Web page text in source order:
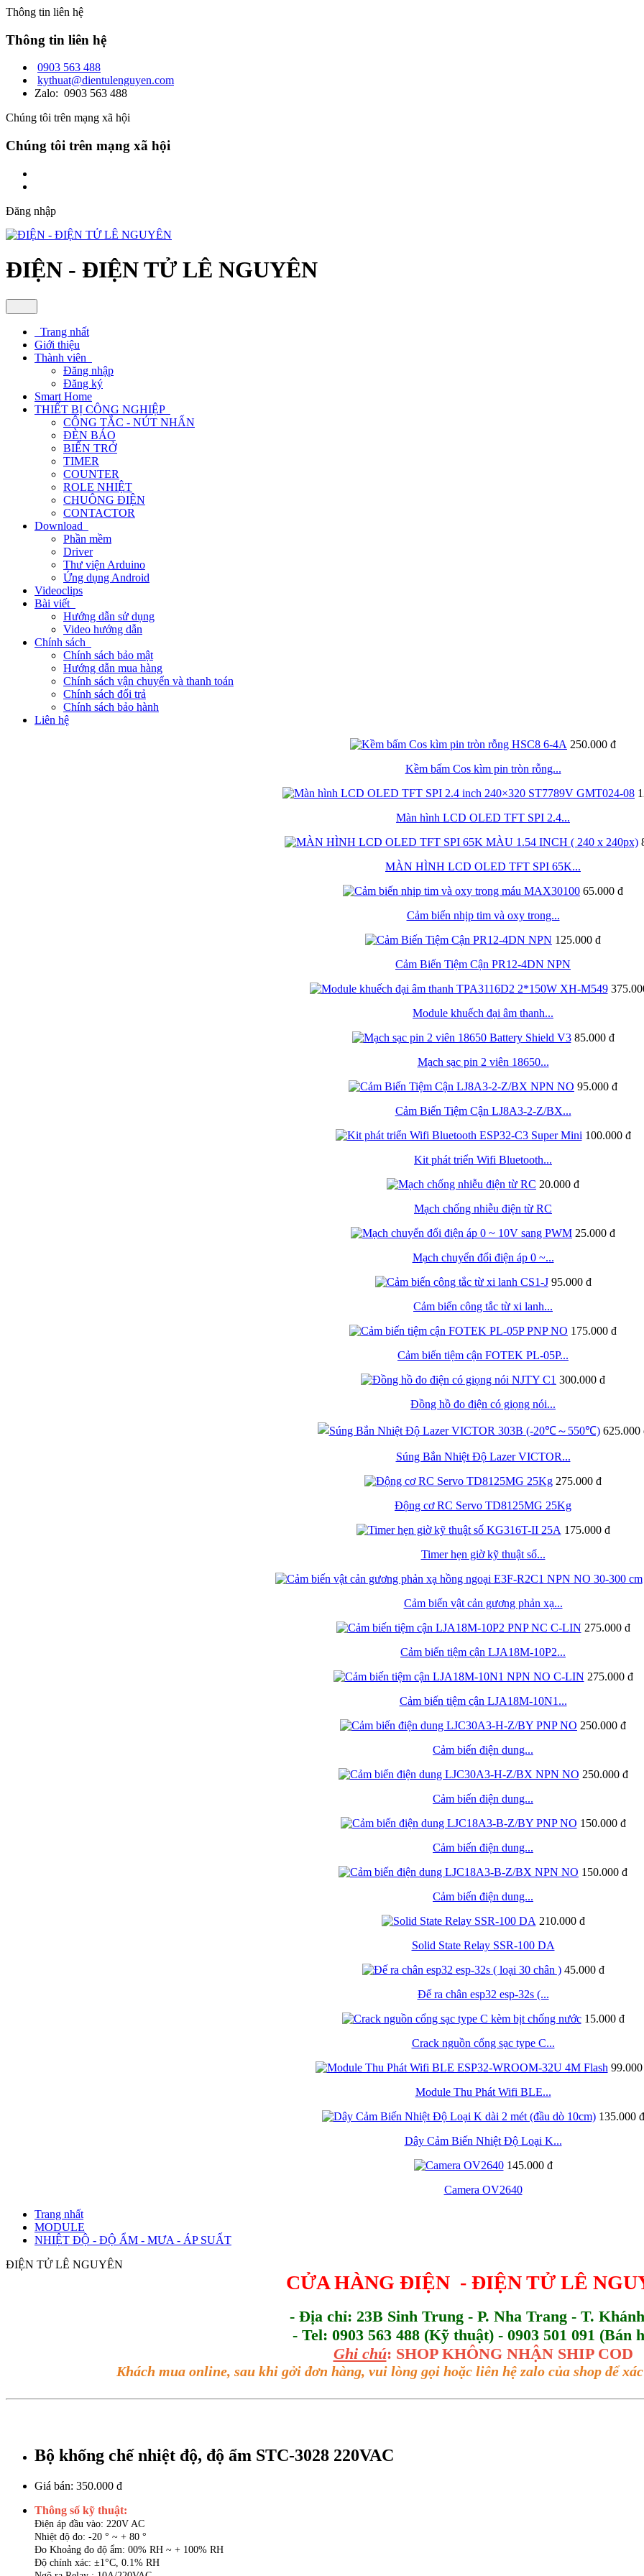
Thông tin liên hệ
Thông tin liên hệ
0903 563 488
kythuat@dientulenguyen.com
Zalo: 0903 563 488
Chúng tôi trên mạng xã hội
Chúng tôi trên mạng xã hội
Đăng nhập
ĐIỆN - ĐIỆN TỬ LÊ NGUYÊN
Trang nhất
Giới thiệu
Thành viên
Đăng nhập
Đăng ký
Smart Home
THIẾT BỊ CÔNG NGHIỆP
CÔNG TẮC - NÚT NHẤN
ĐÈN BÁO
BIẾN TRỞ
TIMER
COUNTER
ROLE NHIỆT
CHUÔNG ĐIỆN
CONTACTOR
Download
Phần mềm
Driver
Thư viện Arduino
Ứng dụng Android
Videoclips
Bài viết
Hướng dẫn sử dụng
Video hướng dẫn
Chính sách
Chính sách bảo mật
Hướng dẫn mua hàng
Chính sách vận chuyển và thanh toán
Chính sách đổi trả
Chính sách bảo hành
Liên hệ
250.000 đ
Kềm bấm Cos kìm pin tròn rỗng...
Màn hình LCD OLED TFT SPI 2.4...
MÀN HÌNH LCD OLED TFT SPI 65K...
65.000 đ
Cảm biến nhịp tim và oxy trong...
125.000 đ
Cảm Biến Tiệm Cận PR12-4DN NPN
Module khuếch đại âm thanh...
85.000 đ
Mạch sạc pin 2 viên 18650...
95.000 đ
Cảm Biến Tiệm Cận LJ8A3-2-Z/BX...
100.000 đ
Kit phát triển Wifi Bluetooth...
20.000 đ
Mạch chống nhiễu điện từ RC
25.000 đ
Mạch chuyển đổi điện áp 0 ~...
95.000 đ
Cảm biến công tắc từ xi lanh...
175.000 đ
Cảm biến tiệm cận FOTEK PL-05P...
300.000 đ
Đồng hồ đo điện có giọng nói...
625.000
Súng Bắn Nhiệt Độ Lazer VICTOR...
275.000 đ
Động cơ RC Servo TD8125MG 25Kg
175.000 đ
Timer hẹn giờ kỹ thuật số...
Cảm biến vật cản gương phản xạ...
275.000 đ
Cảm biến tiệm cận LJA18M-10P2...
275.000 đ
Cảm biến tiệm cận LJA18M-10N1...
250.000 đ
Cảm biến điện dung...
250.000 đ
Cảm biến điện dung...
150.000 đ
Cảm biến điện dung...
150.000 đ
Cảm biến điện dung...
210.000 đ
Solid State Relay SSR-100 DA
45.000 đ
Đế ra chân esp32 esp-32s (...
15.000 đ
Crack nguồn cổng sạc type C...
Module Thu Phát Wifi BLE...
135.000 đ
Dây Cảm Biến Nhiệt Độ Loại K...
145.000 đ
Camera OV2640
Trang nhất
MODULE
NHIỆT ĐỘ - ĐỘ ẨM - MƯA - ÁP SUẤT
ĐIỆN TỬ LÊ NGUYÊN
CỬA HÀNG ĐIỆN - ĐIỆN TỬ LÊ
- Địa chỉ: 23B Sinh Trung - P. Nha Trang - T.
- Tel: 0903 563 488 (Kỹ thuật) - 0903 501 091 (Bán
Ghi chú: SHOP KHÔNG NHẬN SHIP COD
Khách mua online, sau khi gởi đơn hàng, vui lòng gọi hoặc liên hệ zalo của shop để
Bộ khống chế nhiệt độ, độ ẩm STC-3028 220VAC
Giá bán: 350.000 đ
Thông số kỹ thuật:
Điện áp đầu vào: 220V AC
Nhiệt độ đo: -20 ° ~ + 80 °
Đo Khoảng đo độ ẩm: 00% RH ~ + 100% RH
Độ chính xác: ±1°C, 0.1% RH